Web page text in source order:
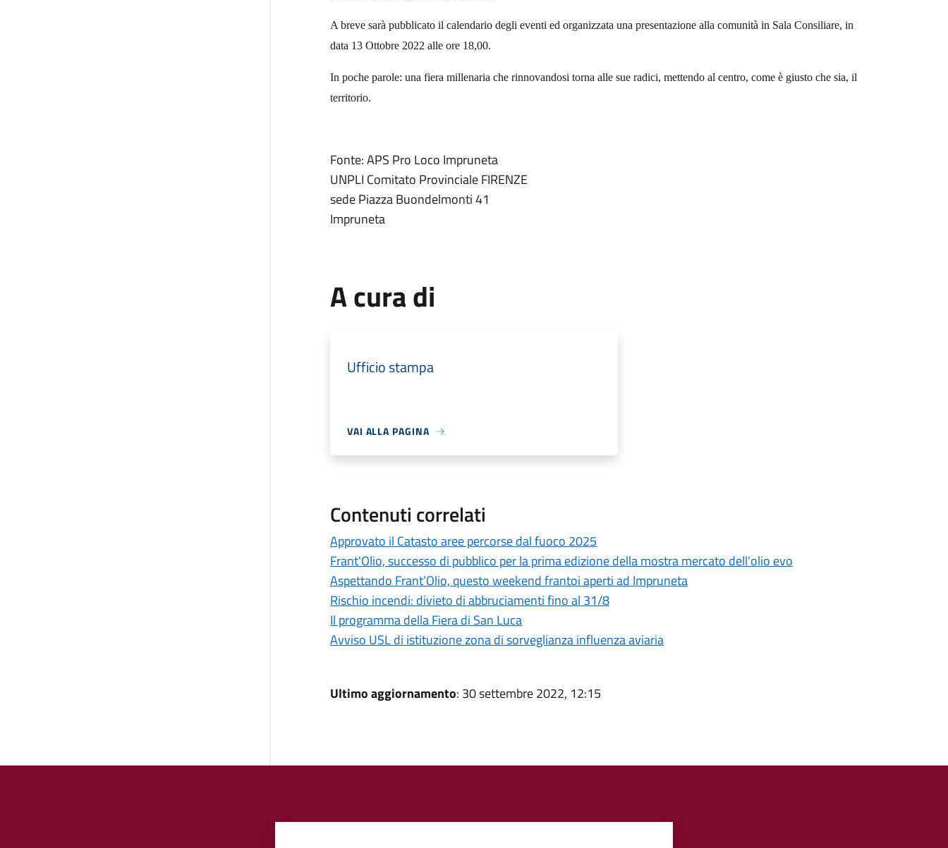
A breve sarà pubblicato il calendario degli eventi ed organizzata una presentazione alla comunità in Sala Consiliare, in
data 13 Ottobre 2022 alle ore 18,00.
In poche parole: una fiera millenaria che rinnovandosi torna alle sue radici, mettendo al centro, come è giusto che sia, il
territorio.
Fonte: APS Pro Loco Impruneta
UNPLI Comitato Provinciale FIRENZE
sede Piazza Buondelmonti 41
Impruneta
A cura di
Ufficio stampa
VAI ALLA PAGINA
Contenuti correlati
Approvato il Catasto aree percorse dal fuoco 2025
Frant'Olio, successo di pubblico per la prima edizione della mostra mercato dell'olio evo
Aspettando Frant’Olio, questo weekend frantoi aperti ad Impruneta
Rischio incendi: divieto di abbruciamenti fino al 31/8
Il programma della Fiera di San Luca
Avviso USL di istituzione zona di sorveglianza influenza aviaria
Ultimo aggiornamento: 30 settembre 2022, 12:15